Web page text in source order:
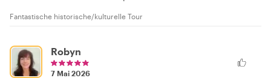
Fantastische historische/kulturelle Tour
Robyn
7 Mai 2026